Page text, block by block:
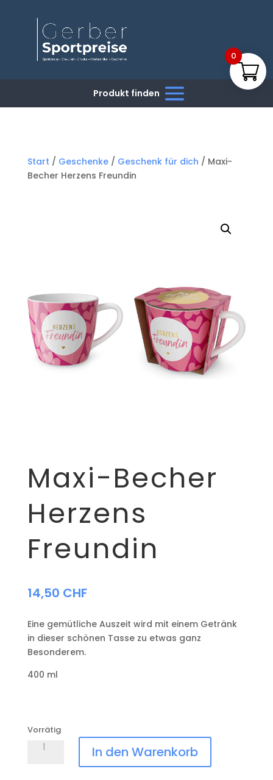
Start / Geschenke/ Geschenk für dich / Maxi-
Becher Herzens Freundin
Maxi-Becher
Herzens
Freundin
14,50 CHF
Eine gemütliche Auszeit wird mit einem Getränk
in dieser schönen Tasse zu etwas ganz
Besonderem.
400 ml
Vorrätig
Maxi-
In den Warenkorb
0